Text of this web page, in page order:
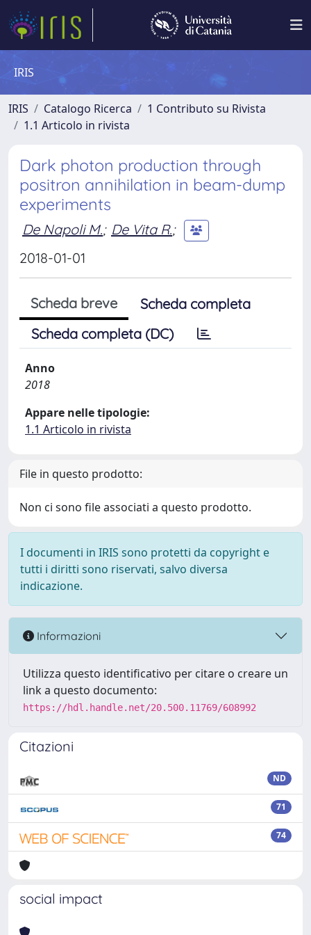
IRIS
IRIS Catalogo Ricerca
1 Contributo su Rivista
1.1 Articolo in rivista
Dark photon production through
positron annihilation in beam-dump
experiments
De Napoli M.; De Vita R.;
2018-01-01
Scheda breve
Scheda completa
Scheda completa (DC)
Anno
2018
Appare nelle tipologie:
1.1 Articolo in rivista
File in questo prodotto:
Non ci sono file associati a questo prodotto.
I documenti in IRIS sono protetti da copyright e
tutti i diritti sono riservati, salvo diversa
indicazione.
Informazioni
Utilizza questo identificativo per citare o creare un
link a questo documento:
https://hdl.handle.net/20.500.11769/608992
Citazioni
ND
71
74
social impact